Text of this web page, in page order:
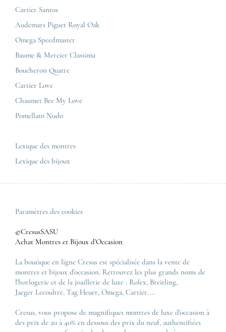
Conditions générales de vente
Mentions légales
Politique de confidentialité
Plan du site
Nous contacter
Corner Maty Nantes
Corner Maty Strasbourg
Corner Maty Toulouse
Corner Maty Besançon Kennedy
Cartier Santos
Audemars Piguet Royal Oak
Omega Speedmaster
Baume & Mercier Classima
Boucheron Quatre
Cartier Love
Chaumet Bee My Love
Pomellato Nudo
Lexique des montres
Lexique des bijoux
Paramètres des cookies
©CresusSASU
Achat Montres et Bijoux d'Occasion
La boutique en ligne Cresus est spécialisée dans la vente de
montres et bijoux d'occasion. Retrouvez les plus grands noms de
l'horlogerie et de la joaillerie de luxe : Rolex, Breitling,
Jaeger Lecoultre, Tag Heuer, Omega, Cartier....
Cresus, vous propose de magnifiques montres de luxe d'occasion à
des prix de 20 à 40% en dessous des prix du neuf, authentifiées